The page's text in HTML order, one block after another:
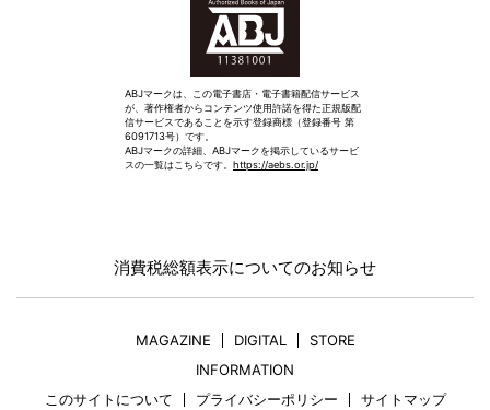
ABJマークは、この電子書店・電子書籍配信サービス
が、著作権者からコンテンツ使用許諾を得た正規版配
信サービスであることを示す登録商標（登録番号 第
6091713号）です。
ABJマークの詳細、ABJマークを掲示しているサービ
スの一覧はこちらです。 https://aebs.or.jp/
消費税総額表示についてのお知らせ
MAGAZINE DIGITAL
STORE
INFORMATION
このサイトについて
プライバシーポリシー
サイトマップ